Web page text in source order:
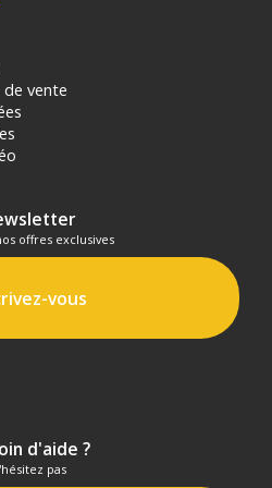
2030 à partir de 49 euros
Chronopost 24H vers un point
uniquement, valable uniquement
et moins de 20Kg.
hors remises au panier, basé
effectivement calculés dans le
vente
offres exclusives
vous
d'aide ?
pas